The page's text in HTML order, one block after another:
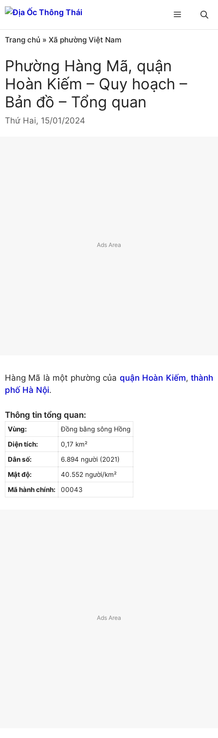
Chuyển
đến
nội
dung
Menu
Trang chủ » Xã phường Việt Nam
Phường Hàng Mã, quận
Hoàn Kiếm – Quy hoạch –
Bản đồ – Tổng quan
Thứ Hai, 15/01/2024
Hàng Mã là một phường của quận Hoàn Kiếm,thành
phố Hà Nội.
Thông tin tổng quan:
Vùng:
Đồng bằng sông Hồng
Diện tích:
0,17 km²
Dân số:
6.894 người (2021)
Mật độ:
40.552 người/km²
Mã hành chính:
00043